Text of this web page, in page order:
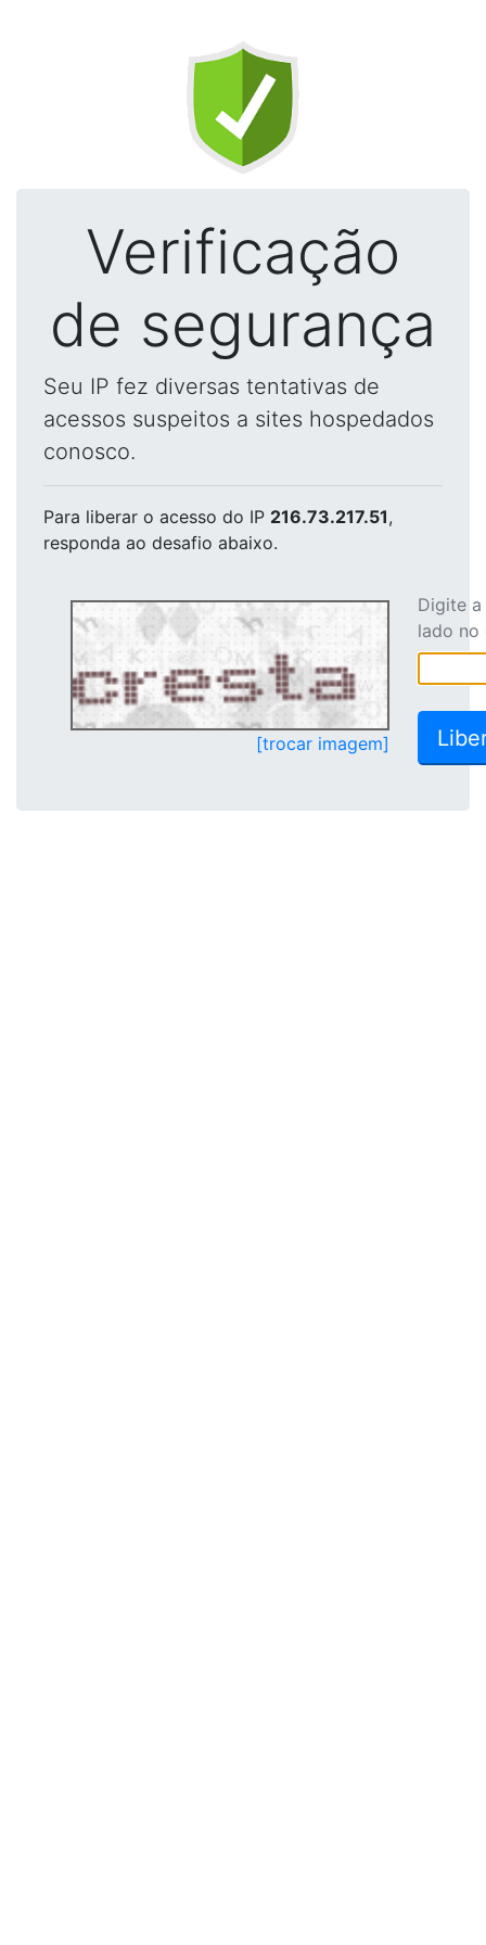
Verificação
de segurança
Seu IP fez diversas tentativas de
acessos suspeitos a sites hospedados
conosco.
Para liberar o acesso do IP 216.73.217.51,
responda ao desafio abaixo.
[trocar imagem]
Digite
lado no